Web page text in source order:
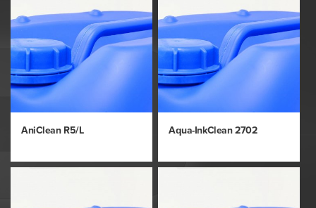
AniClean R5/L Aqua-InkClean 2702